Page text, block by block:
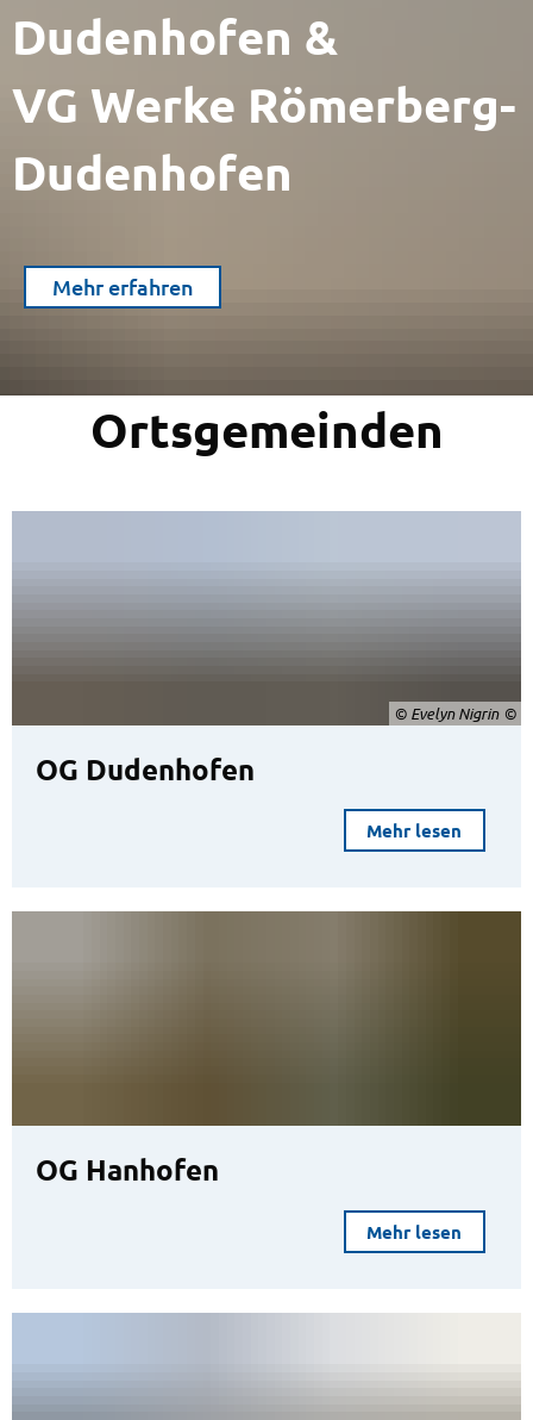
Dudenhofen &
VG Werke Römerberg-
Dudenhofen
Mehr erfahren
Ortsgemeinden
© Evelyn Nigrin
OG Dudenhofen
Mehr lesen
OG Hanhofen
Mehr lesen